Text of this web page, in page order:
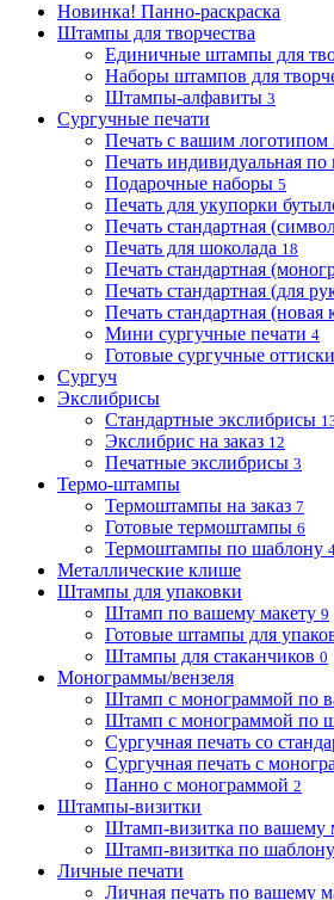
Новинка! Панно-раскраска
Штампы для творчества
Единичные штампы для
Наборы штампов для
Штампы-алфавиты 3
Сургучные печати
Печать с вашим логотипом
Печать индивидуальная
Подарочные наборы 5
Печать для укупорки
Печать стандартная
Печать для шоколада 18
Печать стандартная
Печать стандартная (для
Печать стандартная (новая
Мини сургучные печати 4
Готовые сургучные оттиски
Сургуч
Экслибрисы
Стандартные экслибрисы
Экслибрис на заказ 12
Печатные экслибрисы 3
Термо-штампы
Термоштампы на заказ 7
Готовые термоштампы 6
Термоштампы по шаблону
Металлические клише
Штампы для упаковки
Штамп по вашему макету 9
Готовые штампы для
Штампы для стаканчиков 0
Монограммы/вензеля
Штамп с монограммой по
Штамп с монограммой по
Сургучная печать со
Сургучная печать с
Панно с монограммой 2
Штампы-визитки
Штамп-визитка по вашему
Штамп-визитка по шаблону
Личные печати
Личная печать по вашему